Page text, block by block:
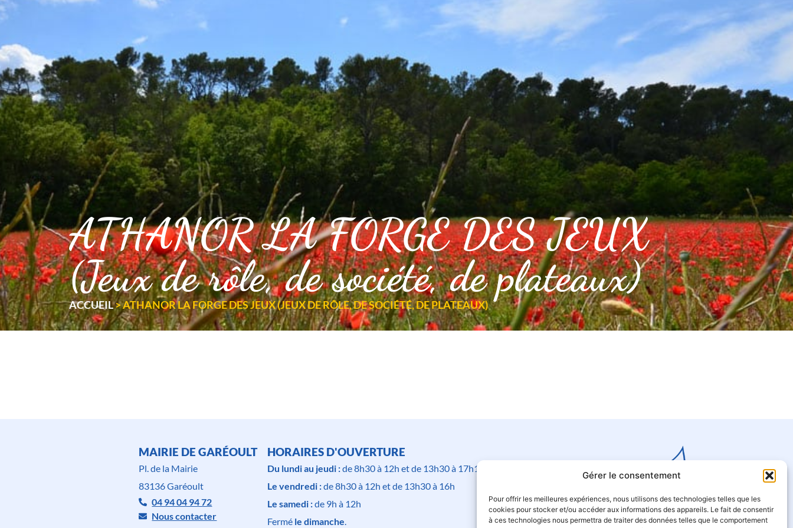
Gérer le consentement
Pour offrir les meilleures expériences, nous utilisons des technologies telles que les
cookies pour stocker et/ou accéder aux informations des appareils. Le fait de consentir
à ces technologies nous permettra de traiter des données telles que le comportement
CADRE DE VIE VOS LOISIRS
ATHANOR LA FORGE DES JEUX
(Jeux de rôle, de société, de plateaux)
ACCUEIL>ATHANOR LA FORGE DES JEUX (JEUX DE RÔLE, DE SOCIÉTÉ, DE PLATEAUX)
MAIRIE DE GARÉOULT
Pl. de la Mairie
83136 Garéoult
04 94 04 94 72
Nous contacter
HORAIRES D'OUVERTURE
Du lundi au jeudi :de 8h30 à 12h et de 13h30 à 17h15
Le vendredi :de 8h30 à 12h et de 13h30 à 16h
Le samedi :de 9h à 12h
Fermé le dimanche.